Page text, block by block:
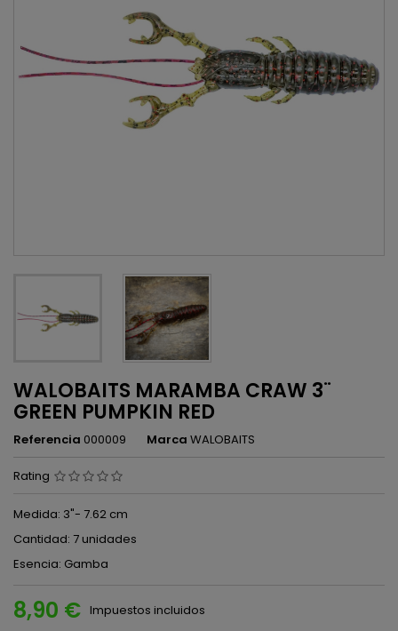
WALOBAITS MARAMBA CRAW 3¨
GREEN PUMPKIN RED
Referencia 000009 Marca WALOBAITS
Rating
Medida: 3"- 7.62 cm
Cantidad: 7 unidades
Esencia: Gamba
8,90 € Impuestos incluidos